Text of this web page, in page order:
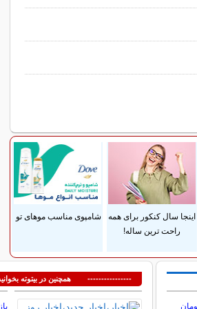
سایر مطالب سرگرمی
اینجا سال کنکور برای همه
راحت ترین ساله!
شامپوی مناسب موهای تو
تومان
---------------- همچنین در بیتوته